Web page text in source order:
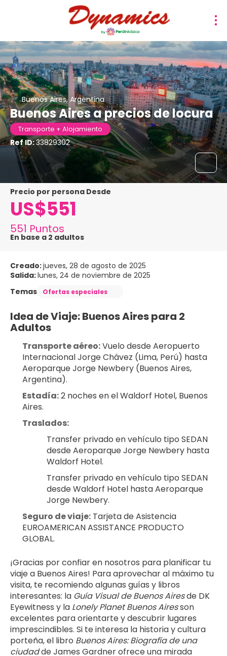
Buenos Aires, Argentina
Buenos Aires a precios de locura
Transporte + Alojamiento
Ref ID:33829302
precio por persona Desde
US$551
551 Puntos
En base a 2 adultos
Creado:jueves, 28 de agosto de 2025
Salida:lunes, 24 de noviembre de 2025
Temas
Ofertas especiales
Idea de Viaje: Buenos Aires para 2
Adultos
Transporte aéreo: Vuelo desde Aeropuerto
Internacional Jorge Chávez (Lima, Perú) hasta
Aeroparque Jorge Newbery (Buenos Aires,
Argentina).
Estadía: 2 noches en el Waldorf Hotel, Buenos
Aires.
Traslados:
Transfer privado en vehículo tipo SEDAN
desde Aeroparque Jorge Newbery hasta
Waldorf Hotel.
Transfer privado en vehículo tipo SEDAN
desde Waldorf Hotel hasta Aeroparque
Jorge Newbery.
Seguro de viaje: Tarjeta de Asistencia
EUROAMERICAN ASSISTANCE PRODUCTO
GLOBAL.
¡Gracias por confiar en nosotros para planificar tu
viaje a Buenos Aires! Para aprovechar al máximo tu
visita, te recomiendo algunas guías y libros
interesantes: la Guía Visual de Buenos Aires de DK
Eyewitness y la Lonely Planet Buenos Aires son
excelentes para orientarte y descubrir lugares
imprescindibles. Si te interesa la historia y cultura
porteña, el libro Buenos Aires: Biografía de una
ciudad de James Gardner ofrece una mirada